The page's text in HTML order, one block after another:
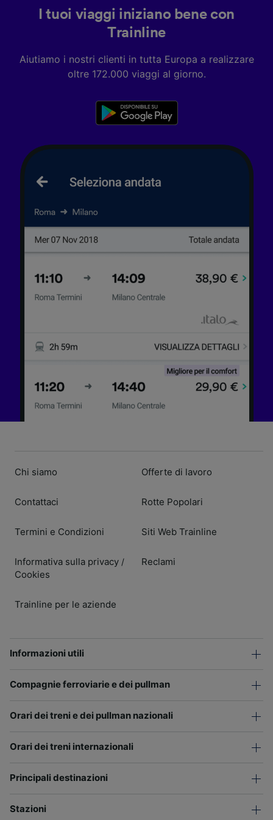
I tuoi viaggi iniziano bene con
Trainline
Aiutiamo i nostri clienti in tutta Europa a realizzare
oltre 172.000 viaggi al giorno.
Chi siamo
Contattaci
Termini e Condizioni
Informativa sulla privacy /
Cookies
Trainline per le aziende
Offerte di lavoro
Rotte Popolari
Siti Web Trainline
Reclami
Informazioni utili
Compagnie ferroviarie e dei pullman
Orari dei treni e dei pullman nazionali
Orari dei treni internazionali
Principali destinazioni
Stazioni
accedervi. Pubblicità e contenuti
personalizzati, misurazione delle prestazioni
dei contenuti e degli annunci, ricerche sul
Elenco dei partner (fornitori)